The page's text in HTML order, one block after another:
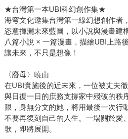
★台灣第一本UBI科幻創作集★
海穹文化邀集台灣第一線幻想創作者，
恣意揮灑未來藍圖，以小說與漫畫建
八篇小說 × 一篇漫畫，描繪UBI上路
讓未來，不只是想像！
〈廢母〉曉由
在UBI實施後的近未來，一位被丈夫
與日復一日的庶務支撐家中殘破的秩
限，身無分文的她，將用最後一次行
不要再復刻自己的人生。一場關於愛
歌，即將展開。